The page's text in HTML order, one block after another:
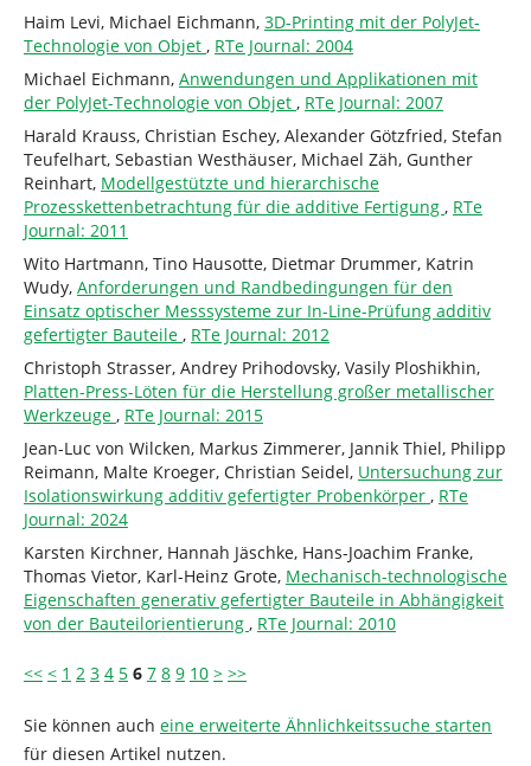
Haim Levi, Michael Eichmann, 3D-Printing mit der PolyJet-
Technologie von Objet , RTe Journal: 2004
Michael Eichmann, Anwendungen und Applikationen mit
der PolyJet-Technologie von Objet , RTe Journal: 2007
Harald Krauss, Christian Eschey, Alexander Götzfried, Stefan
Teufelhart, Sebastian Westhäuser, Michael Zäh, Gunther
Reinhart, Modellgestützte und hierarchische
Prozesskettenbetrachtung für die additive Fertigung , RTe
Journal: 2011
Wito Hartmann, Tino Hausotte, Dietmar Drummer, Katrin
Wudy, Anforderungen und Randbedingungen für den
Einsatz optischer Messsysteme zur In-Line-Prüfung additiv
gefertigter Bauteile , RTe Journal: 2012
Christoph Strasser, Andrey Prihodovsky, Vasily Ploshikhin,
Platten-Press-Löten für die Herstellung großer metallischer
Werkzeuge , RTe Journal: 2015
Jean-Luc von Wilcken, Markus Zimmerer, Jannik Thiel, Philipp
Reimann, Malte Kroeger, Christian Seidel, Untersuchung zur
Isolationswirkung additiv gefertigter Probenkörper , RTe
Journal: 2024
Karsten Kirchner, Hannah Jäschke, Hans-Joachim Franke,
Thomas Vietor, Karl-Heinz Grote, Mechanisch-technologische
Eigenschaften generativ gefertigter Bauteile in Abhängigkeit
von der Bauteilorientierung , RTe Journal: 2010
<< < 1 2 3 4 5 6 7 8 9 10 > >>
Sie können auch eine erweiterte Ähnlichkeitssuche starten
für diesen Artikel nutzen.